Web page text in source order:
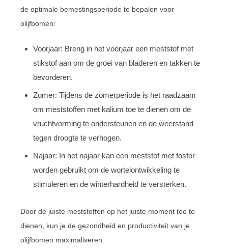
de optimale bemestingsperiode te bepalen voor
olijfbomen:
Voorjaar: Breng in het voorjaar een meststof met
stikstof aan om de groei van bladeren en takken te
bevorderen.
Zomer: Tijdens de zomerperiode is het raadzaam
om meststoffen met kalium toe te dienen om de
vruchtvorming te ondersteunen en de weerstand
tegen droogte te verhogen.
Najaar: In het najaar kan een meststof met fosfor
worden gebruikt om de wortelontwikkeling te
stimuleren en de winterhardheid te versterken.
Door de juiste meststoffen op het juiste moment toe te
dienen, kun je de gezondheid en productiviteit van je
olijfbomen maximaliseren.